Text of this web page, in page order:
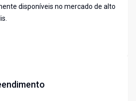
disponíveis no mercado de alto